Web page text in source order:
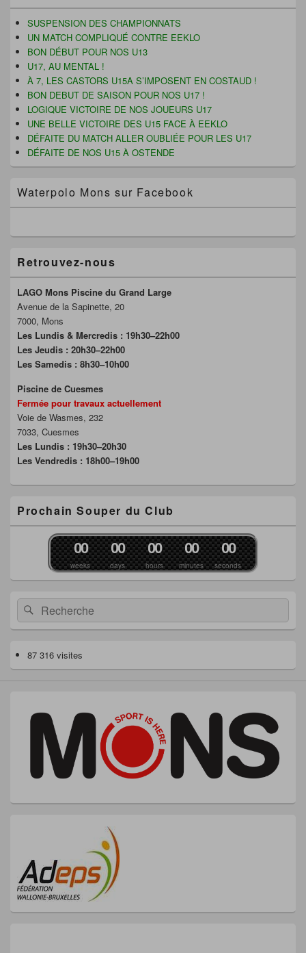
l
e
f
e
n
ê
r
e
e
f
e
n
ê
t
r
e
)
u
n
e
n
o
u
l
l
e
f
e
n
t
r
e
)
de
widget
pour
barre
latérale
SUSPENSION DES CHAMPIONNATS
UN MATCH COMPLIQUÉ CONTRE EEKLO
BON DÉBUT POUR NOS U13
U17, AU MENTAL !
À 7, LES CASTORS U15A S’IMPOSENT EN COSTAUD !
BON DEBUT DE SAISON POUR NOS U17 !
LOGIQUE VICTOIRE DE NOS JOUEURS U17
UNE BELLE VICTOIRE DES U15 FACE À EEKLO
DÉFAITE DU MATCH ALLER OUBLIÉE POUR LES U17
DÉFAITE DE NOS U15 À OSTENDE
Waterpolo Mons sur Facebook
Retrouvez-nous
LAGO Mons Piscine du Grand Large
Avenue de la Sapinette, 20
7000, Mons
Les Lundis & Mercredis : 19h30–22h00
Les Jeudis : 20h30–22h00
Les Samedis : 8h30–10h00
Piscine de Cuesmes
Fermée pour travaux actuellement
Voie de Wasmes, 232
7033, Cuesmes
Les Lundis : 19h30–20h30
Les Vendredis : 18h00–19h00
Prochain Souper du Club
weeks
00
days
00
hours
00
minutes
00
seconds
00
Recherche :Rechercher
87 316 visites